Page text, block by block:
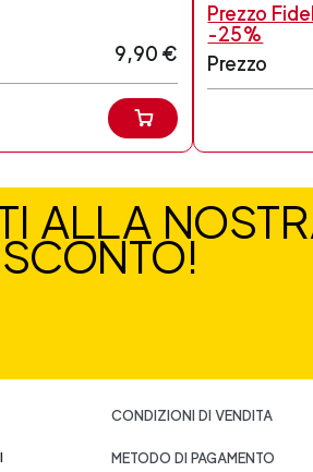
9,90 €
Prezzo
-25%
Prezzo
ALLA
CONDIZIONI DI VENDITA
METODO DI PAGAMENTO